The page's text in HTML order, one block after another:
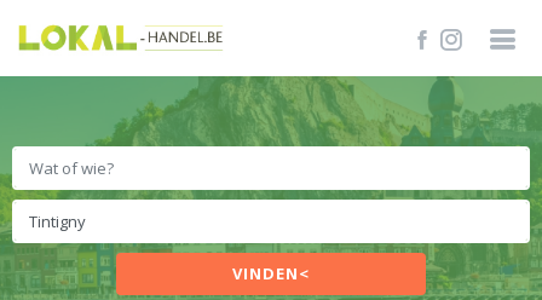
VINDEN<